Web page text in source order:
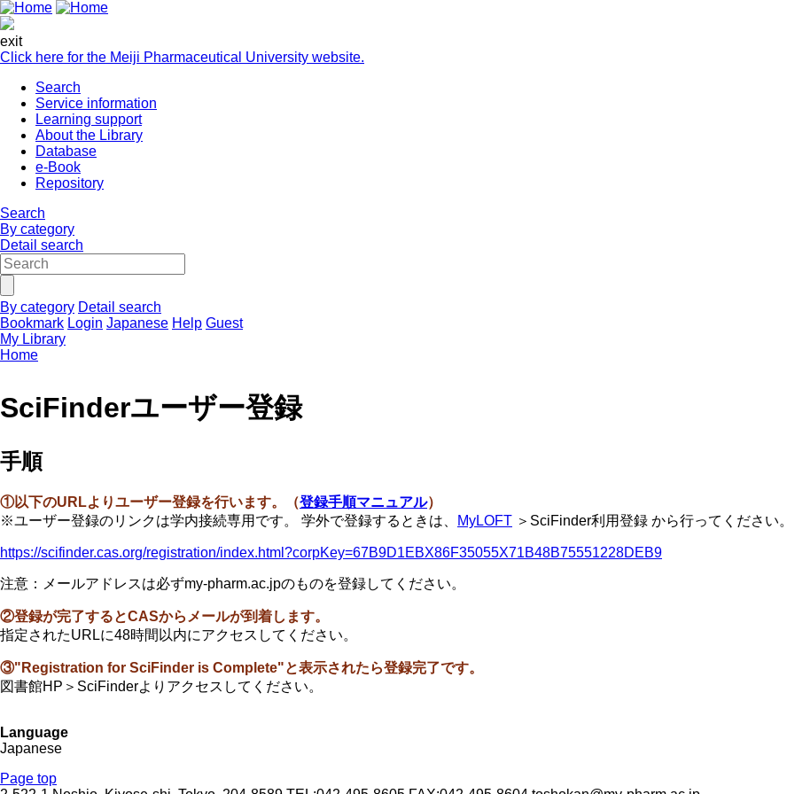
exit
Click here for the Meiji Pharmaceutical University website.
Search
Service information
Learning support
About the Library
Database
e-Book
Repository
Search
By category
Detail search
By category Detail search
Bookmark Login Japanese Help Guest
My Library
Home
SciFinderユーザー登録
手順
①以下のURLよりユーザー登録を行います。（登録手順マニュアル）
※ユーザー登録のリンクは学内接続専用です。 学外で登録するときは、
MyLOFT ＞SciFinder利用登録 から行ってください。
https://scifinder.cas.org/registration/index.html?corpKey=67B9D1EBX86F35055X71B48B75551228DEB9
注意：メールアドレスは必ずmy-pharm.ac.jpのものを登録してください。
②登録が完了するとCASからメールが到着します。
指定されたURLに48時間以内にアクセスしてください。
③"Registration for SciFinder is Complete"と表示されたら登録完了です。
図書館HP＞SciFinderよりアクセスしてください。
Language
Japanese
Page top